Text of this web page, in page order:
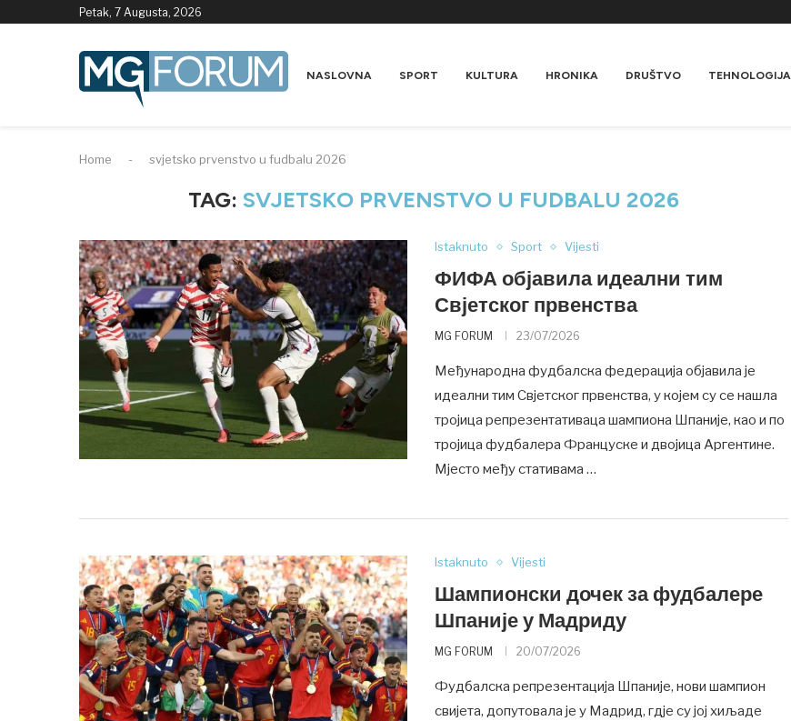
Petak, 7 Augusta, 2026
NASLOVNA SPORT KULTURA HRONIKA DRUŠTVO TEHNOLOGIJA
Home - svjetsko prvenstvo u fudbalu 2026
TAG: SVJETSKO PRVENSTVO U FUDBALU 2026
Istaknuto Sport Vijesti
ФИФА објавила идеални тим
Свјетског првенства
MG FORUM 23/07/2026
Међународна фудбалска федерација објавила је
идеални тим Свјетског првенства, у којем су се нашла
тројица репрезентативаца шампиона Шпаније, као и по
тројица фудбалера Француске и двојица Аргентине.
Мјесто међу стативама …
Istaknuto Vijesti
Шампионски дочек за фудбалере
Шпаније у Мадриду
MG FORUM 20/07/2026
Фудбалска репрезентација Шпаније, нови шампион
свијета, допутовала је у Мадрид, гдје су јој хиљаде